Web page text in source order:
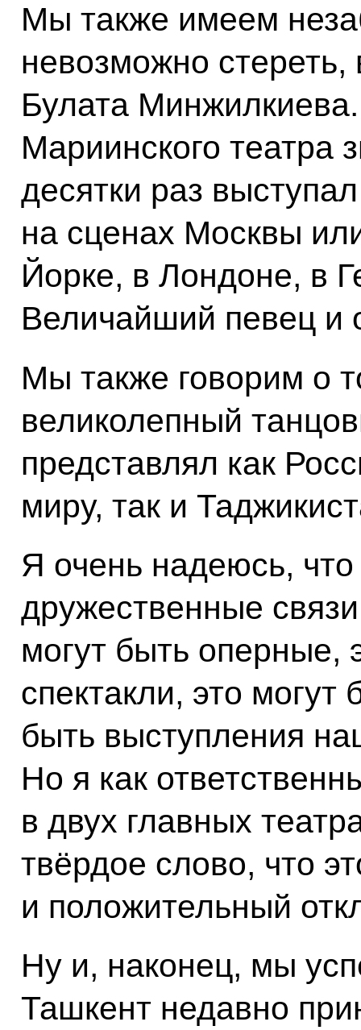
Мы также имеем
невозможно
Булата
Мариинского театра
десятки раз
на сценах Москвы
Йорке, в Лондоне, в
Величайший певец и
Мы также говорим о
великолепный
представлял как
миру, так и
Я очень надеюсь,
дружественные
могут быть оперные,
спектакли, это могут
быть выступления
Но я как
в двух главных
твёрдое слово, что
и положительный
Ну и, наконец, мы
Ташкент недавно